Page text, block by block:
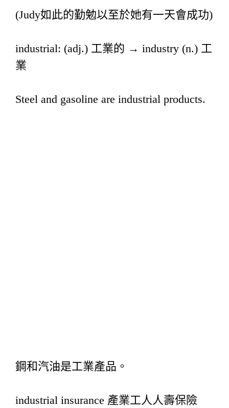
(Judy如此的勤勉以至於她有一天會成功)
industrial: (adj.) 工業的 → industry (n.) 工
業
Steel and gasoline are industrial products.
鋼和汽油是工業產品。
industrial insurance 產業工人人壽保險